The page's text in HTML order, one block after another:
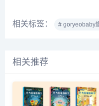
相关标签： # goryeobaby
相关推荐